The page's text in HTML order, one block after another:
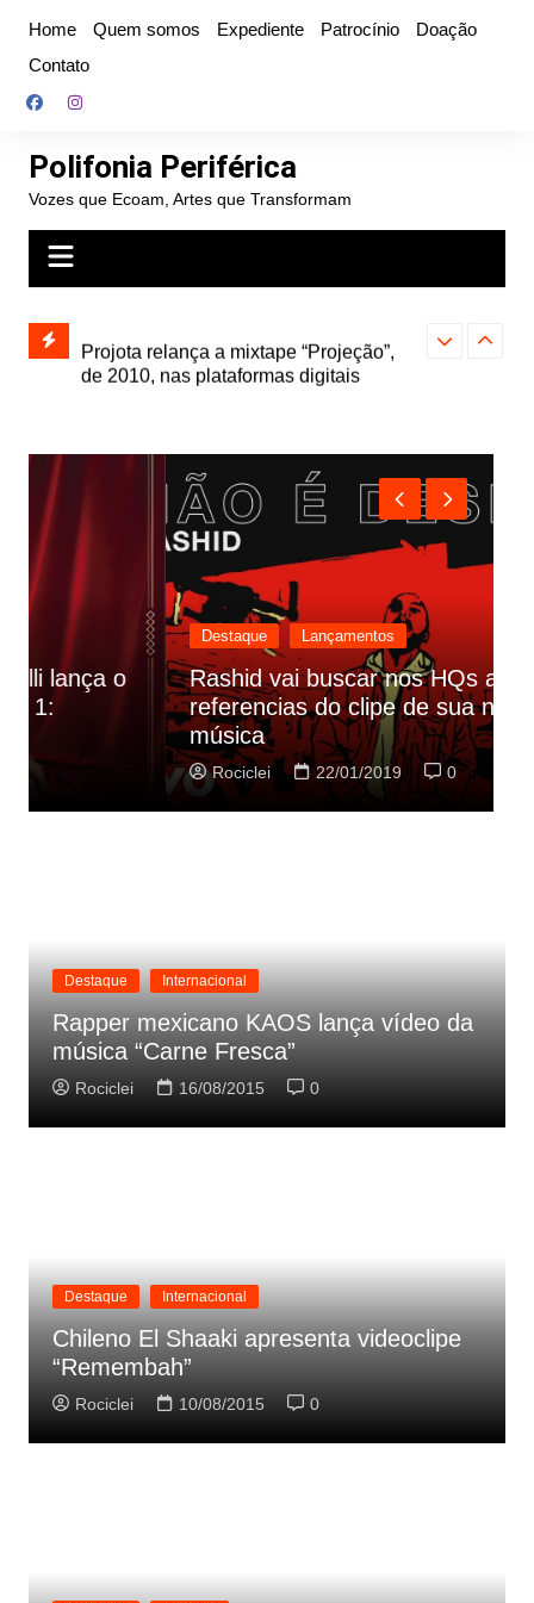
conteúdo
Home Quem somos Expediente Patrocínio
Doação
Contato
Polifonia Periférica
Vozes que Ecoam, Artes que Transformam
e abre
autoral,
de 2010, nas plataformas digitais
Farofa
Lançamentos
Rashid vai buscar nos HQs as
referencias do clipe de sua nova
22/01/2019 0
Destaque Internacional
Rapper mexicano KAOS lança vídeo da
música “Carne Fresca”
Rociclei 16/08/2015 0
Destaque Internacional
Chileno El Shaaki apresenta videoclipe
“Remembah”
Rociclei 10/08/2015 0